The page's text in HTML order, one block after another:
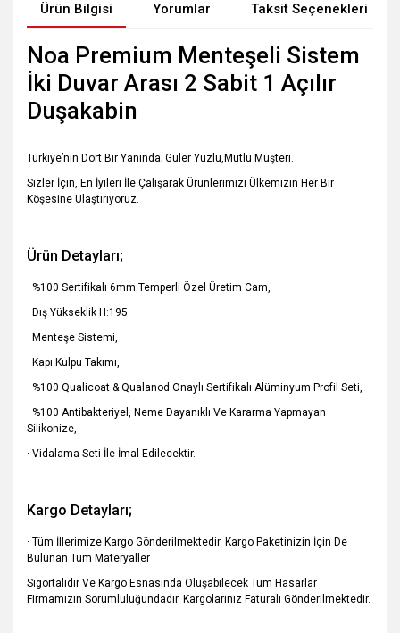
Ürün Bilgisi Yorumlar Taksit Seçenekleri
Noa Premium Menteşeli Sistem
İki Duvar Arası 2 Sabit 1 Açılır
Duşakabin
Türkiye’nin Dört Bir Yanında; Güler Yüzlü,Mutlu Müşteri.
Sizler İçin, En İyileri İle Çalışarak Ürünlerimizi Ülkemizin Her Bir
Köşesine Ulaştırıyoruz.
Ürün Detayları;
· %100 Sertifikalı 6mm Temperli Özel Üretim Cam,
· Dış Yükseklik H:195
· Menteşe Sistemi,
· Kapı Kulpu Takımı,
· %100 Qualicoat & Qualanod Onaylı Sertifikalı Alüminyum Profil Seti,
· %100 Antibakteriyel, Neme Dayanıklı Ve Kararma Yapmayan
Silikonize,
· Vidalama Seti İle İmal Edilecektir.
Kargo Detayları;
· Tüm İllerimize Kargo Gönderilmektedir. Kargo Paketinizin İçin De
Bulunan Tüm Materyaller
Sigortalıdır Ve Kargo Esnasında Oluşabilecek Tüm Hasarlar
Firmamızın Sorumluluğundadır. Kargolarınız Faturalı Gönderilmektedir.